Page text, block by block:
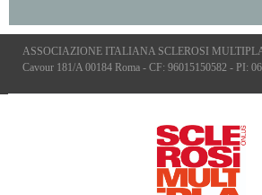
ASSOCIAZIONE ITALIANA SCLEROSI
Cavour 181/A 00184 Roma - CF: 96015150582 - PI: